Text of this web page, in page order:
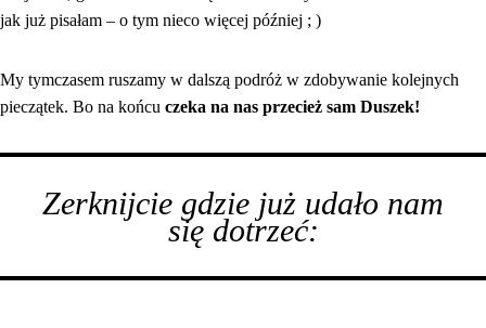
jak już pisałam – o tym nieco więcej później ; )
My tymczasem ruszamy w dalszą podróż w zdobywanie kolejnych
pieczątek. Bo na końcu czeka na nas przecież sam Duszek!
Zerknijcie gdzie już udało nam
się dotrzeć: